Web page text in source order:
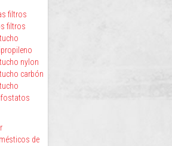
filtros
filtros
nylon
carbón
de